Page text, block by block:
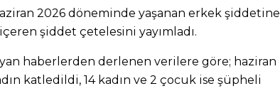
2026 döneminde yaşanan erkek şiddetine
şiddet çetelesini yayımladı.
haberlerden derlenen verilere göre; haziran
katledildi, 14 kadın ve 2 çocuk ise şüpheli